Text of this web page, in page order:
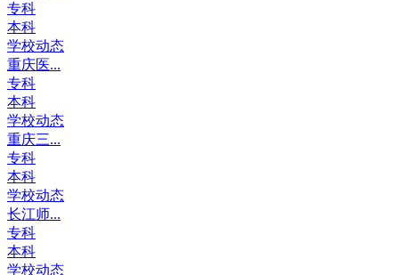
专科
本科
学校动态
重庆医...
专科
本科
学校动态
重庆三...
专科
本科
学校动态
长江师...
专科
本科
学校动态